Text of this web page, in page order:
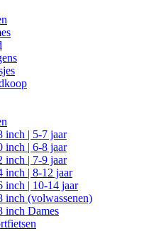
inch | 5-7 jaar
inch | 6-8 jaar
inch | 7-9 jaar
inch | 8-12 jaar
inch | 10-14 jaar
inch (volwassenen)
inch Dames